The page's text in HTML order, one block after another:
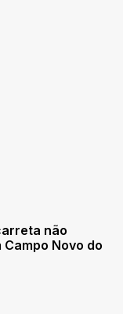
não
Novo do